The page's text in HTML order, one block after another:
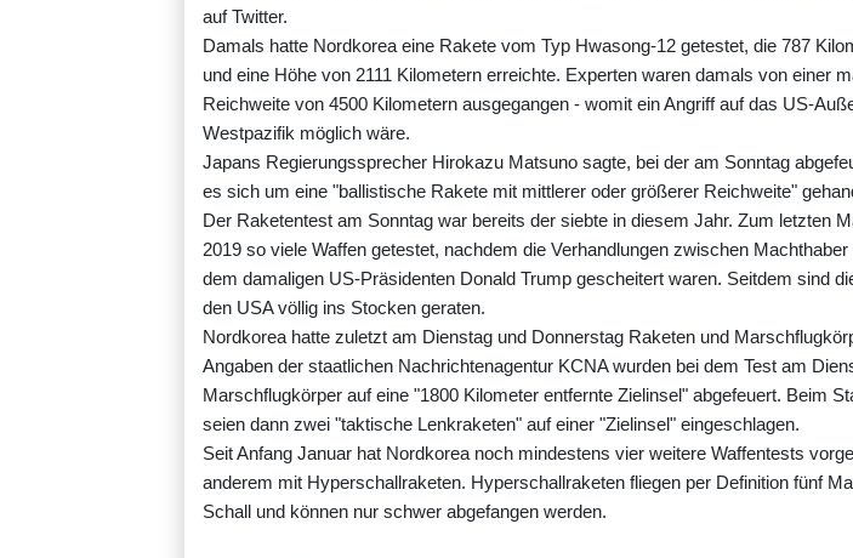
auf Twitter.
Damals hatte Nordkorea eine Rakete vom Typ Hwasong-12 getestet, die 787
und eine Höhe von 2111 Kilometern erreichte. Experten waren damals von einer
Reichweite von 4500 Kilometern ausgegangen - womit ein Angriff auf das US-
Westpazifik möglich wäre.
Japans Regierungssprecher Hirokazu Matsuno sagte, bei der am Sonntag
es sich um eine "ballistische Rakete mit mittlerer oder größerer Reichweite"
Der Raketentest am Sonntag war bereits der siebte in diesem Jahr. Zum letzten
2019 so viele Waffen getestet, nachdem die Verhandlungen zwischen
dem damaligen US-Präsidenten Donald Trump gescheitert waren. Seitdem sind
den USA völlig ins Stocken geraten.
Nordkorea hatte zuletzt am Dienstag und Donnerstag Raketen und
Angaben der staatlichen Nachrichtenagentur KCNA wurden bei dem Test am
Marschflugkörper auf eine "1800 Kilometer entfernte Zielinsel" abgefeuert. Beim
seien dann zwei "taktische Lenkraketen" auf einer "Zielinsel" eingeschlagen.
Seit Anfang Januar hat Nordkorea noch mindestens vier weitere Waffentests
anderem mit Hyperschallraketen. Hyperschallraketen fliegen per Definition fünf
Schall und können nur schwer abgefangen werden.